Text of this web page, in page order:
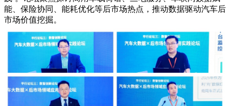
能、保险协同、能耗优化等后市场热点，推动数据驱动汽车后
市场价值挖掘。